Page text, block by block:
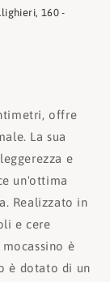
160 -
offre
La sua
e
un'ottima
Realizzato in
e cere
è
è dotato di un